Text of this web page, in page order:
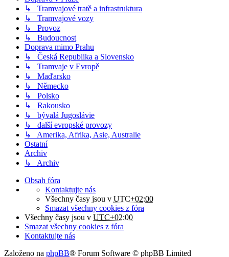
↳ Tramvajové tratě a infrastruktura
↳ Tramvajové vozy
↳ Provoz
↳ Budoucnost
Doprava mimo Prahu
↳ Česká Republika a Slovensko
↳ Tramvaje v Evropě
↳ Maďarsko
↳ Německo
↳ Polsko
↳ Rakousko
↳ bývalá Jugoslávie
↳ další evropské provozy
↳ Amerika, Afrika, Asie, Australie
Ostatní
Archiv
↳ Archiv
Obsah fóra
Kontaktujte nás
Všechny časy jsou v UTC+02:00
Smazat všechny cookies z fóra
Všechny časy jsou v UTC+02:00
Smazat všechny cookies z fóra
Kontaktujte nás
Založeno na phpBB® Forum Software © phpBB Limited